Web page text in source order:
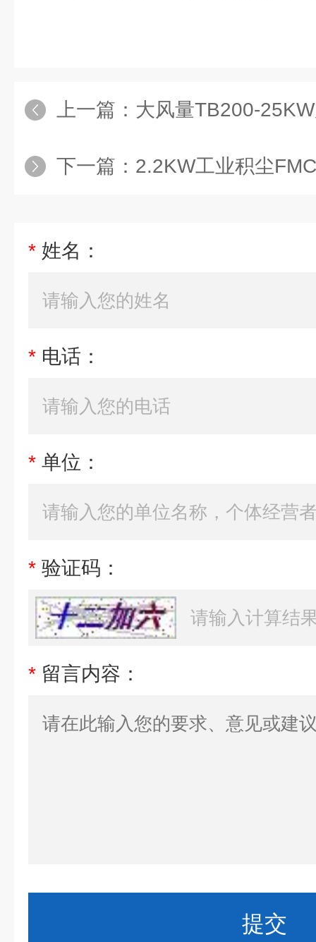
上一篇： 大风量TB200-25KW加
下一篇： 2.2KW工业积尘FMCJC-2200激
* 姓名：
* 电话：
* 单位：
* 验证码：
* 留言内容：